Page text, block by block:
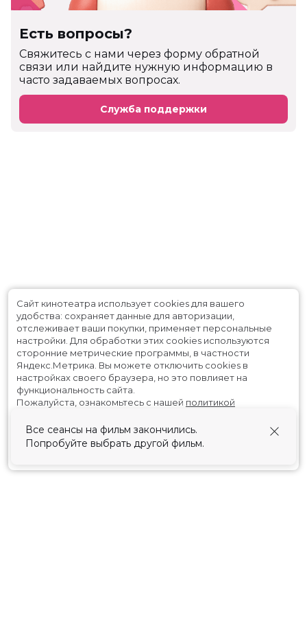
Есть вопросы?
Cвяжитесь с нами через форму обратной
связи или найдите нужную информацию в
часто задаваемых вопросах.
Служба поддержки
Все сеансы на фильм закончились.
Попробуйте выбрать другой фильм.
Сайт кинотеатра использует cookies для вашего
удобства: сохраняет данные для авторизации,
отслеживает ваши покупки, применяет персональные
настройки. Для обработки этих cookies используются
сторонние метрические программы, в частности
Яндекс.Метрика. Вы можете отключить cookies в
настройках своего браузера, но это повлияет на
функциональность сайта.
Пожалуйста, ознакомьтесь с нашей политикой
Принять